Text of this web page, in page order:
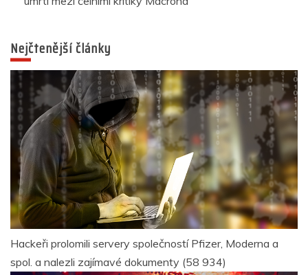
Nejčtenější články
Hackeři prolomili servery společností Pfizer, Moderna a
spol. a nalezli zajímavé dokumenty (58 934)